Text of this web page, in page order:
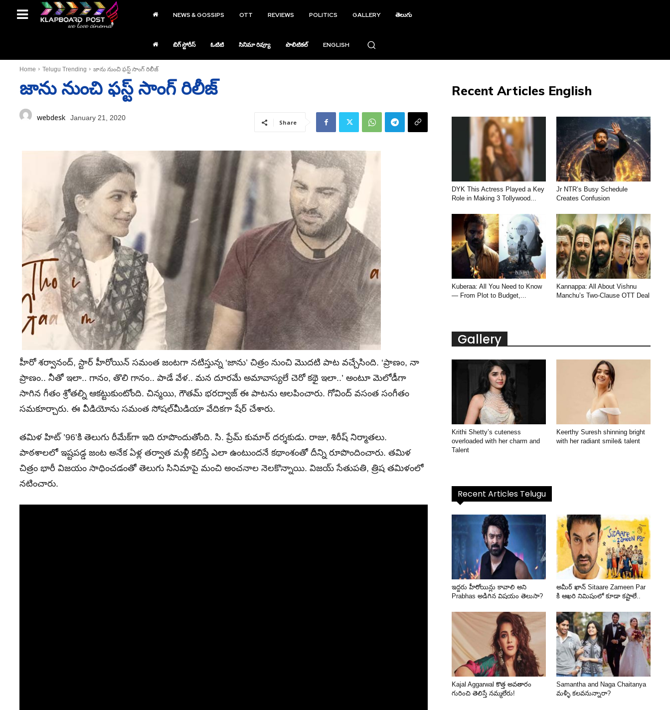
NEWS & GOSSIPS OTT REVIEWS POLITICS GALLERY తెలుగు
బిగ్ స్టోరీస్ ఓటిటి సినిమా రివ్యూ పొలిటికల్ ENGLISH
Home Telugu Trending జాను నుంచి ఫస్ట్‌ సాంగ్‌ రిలీజ్‌
జాను నుంచి ఫస్ట్‌ సాంగ్‌ రిలీజ్‌
webdesk January 21, 2020
Share
హీరో శర్వానంద్‌, స్టార్‌ హీరోయిన్‌ సమంత జంటగా నటిస్తున్న ‘జాను’ చిత్రం నుంచి మొదటి పాట వచ్చేసింది. ‘ప్రాణం, నా
ప్రాణం.. నీతో ఇలా.. గానం, తొలి గానం.. పాడే వేళ.. మన దూరమే అమావాస్యలే చెరో కథై ఇలా..’ అంటూ మెలోడీగా
సాగిన గీతం శ్రోతల్ని ఆకట్టుకుంటోంది. చిన్మయి, గౌతమ్‌ భరద్వాజ్‌ ఈ పాటను ఆలపించారు. గోవింద్‌ వసంత సంగీతం
సమకూర్చారు. ఈ వీడియోను సమంత సోషల్‌మీడియా వేదికగా షేర్‌ చేశారు.
తమిళ హిట్‌ ’96’కి తెలుగు రీమేక్‌గా ఇది రూపొందుతోంది. సి. ప్రేమ్‌ కుమార్‌ దర్శకుడు. రాజు, శిరీష్‌ నిర్మాతలు.
పాఠశాలలో ఇష్టపడ్డ జంట అనేక ఏళ్ల తర్వాత మళ్లీ కలిస్తే ఎలా ఉంటుందనే కథాంశంతో దీన్ని రూపొందించారు. తమిళ
చిత్రం భారీ విజయం సాధించడంతో తెలుగు సినిమాపై మంచి అంచనాల నెలకొన్నాయి. విజయ్‌ సేతుపతి, త్రిష తమిళంలో
నటించారు.
Recent Articles English
DYK This Actress Played a Key
Role in Making 3 Tollywood...
Jr NTR’s Busy Schedule
Creates Confusion
Kuberaa: All You Need to Know
— From Plot to Budget,...
Kannappa: All About Vishnu
Manchu’s Two-Clause OTT Deal
Gallery
Krithi Shetty’s cuteness
overloaded with her charm and
Talent
Keerthy Suresh shinning bright
with her radiant smile& talent
Recent Articles Telugu
ఇద్దరు హీరోయిన్లు కావాలి అని
Prabhas అడిగిన విషయం తెలుసా?
అమీర్ ఖాన్ Sitaare Zameen Par
కి ఆఖరి నిమిషంలో కూడా కష్టాలే..
Kajal Aggarwal కొత్త అవతారం
గురించి తెలిస్తే నమ్మలేరు!
Samantha and Naga Chaitanya
మళ్ళీ కలవనున్నారా?